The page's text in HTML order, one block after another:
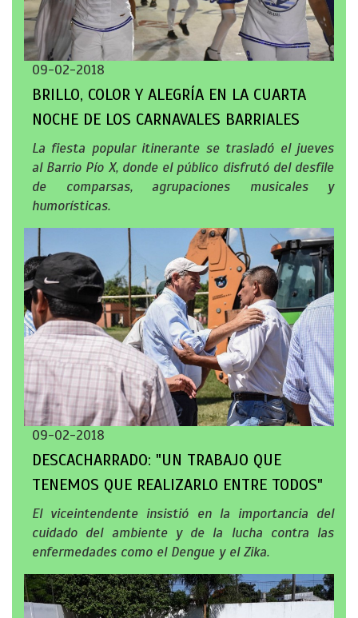
09-02-2018
BRILLO, COLOR Y ALEGRÍA EN LA CUARTA
NOCHE DE LOS CARNAVALES BARRIALES
La fiesta popular itinerante se trasladó el jueves
al Barrio Pío X, donde el público disfrutó del desfile
de comparsas, agrupaciones musicales y
humorísticas.
09-02-2018
DESCACHARRADO: "UN TRABAJO QUE
TENEMOS QUE REALIZARLO ENTRE TODOS"
El viceintendente insistió en la importancia del
cuidado del ambiente y de la lucha contra las
enfermedades como el Dengue y el Zika.